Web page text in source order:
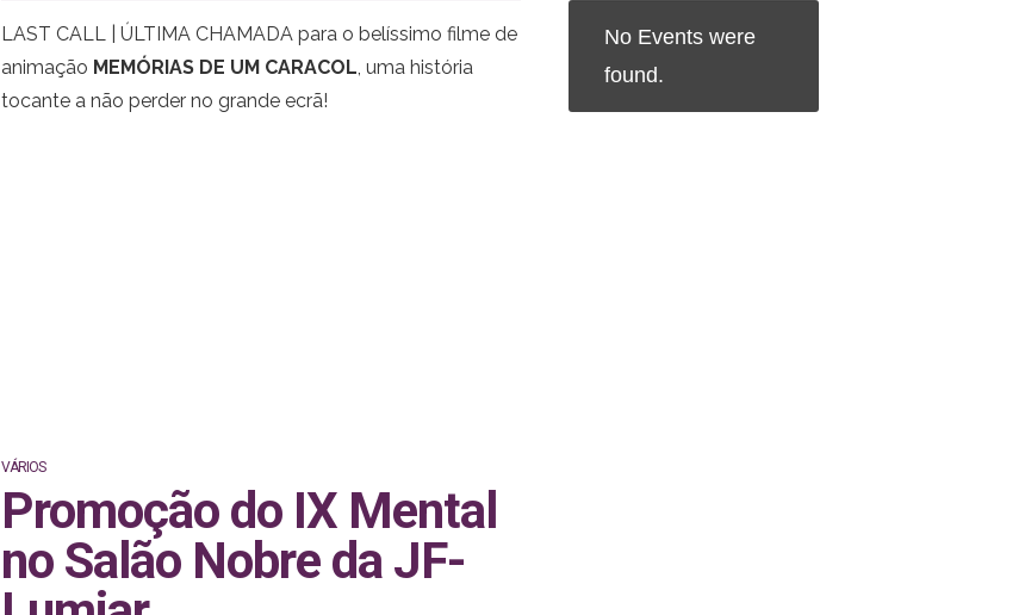
LAST CALL | ÚLTIMA CHAMADA para o belíssimo filme de
animação MEMÓRIAS DE UM CARACOL, uma história
tocante a não perder no grande ecrã!
VÁRIOS
Promoção do IX Mental
no Salão Nobre da JF-
No Events were
found.